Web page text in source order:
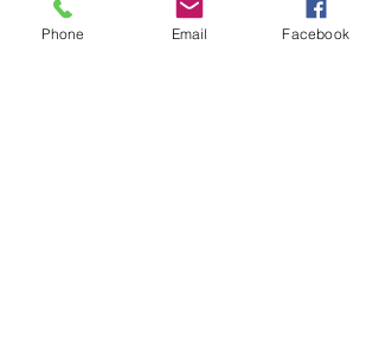
Dias Úteis: 10H00 - 18H00
Phone Email Facebook